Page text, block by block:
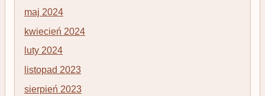
maj 2024
kwiecień 2024
luty 2024
listopad 2023
sierpień 2023